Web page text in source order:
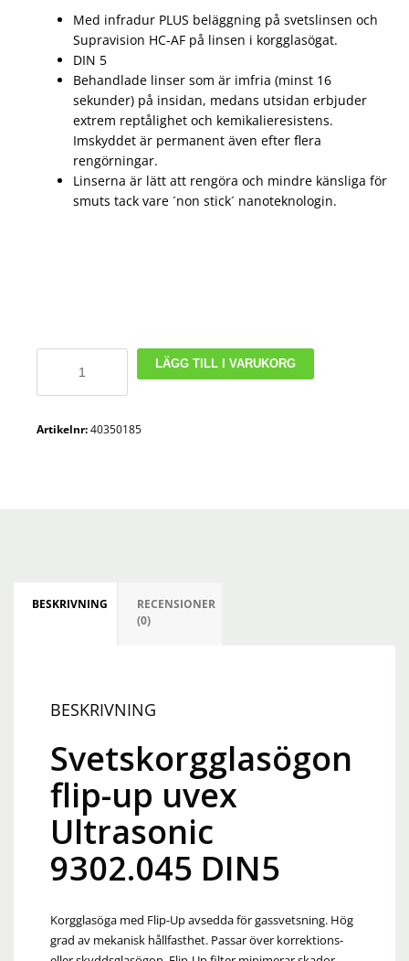
Med infradur PLUS beläggning på svetslinsen och
Supravision HC-AF på linsen i korgglasögat.
DIN 5
Behandlade linser som är imfria (minst 16
sekunder) på insidan, medans utsidan erbjuder
extrem reptålighet och kemikalieresistens.
Imskyddet är permanent även efter flera
rengörningar.
Linserna är lätt att rengöra och mindre känsliga för
smuts tack vare ´non stick´ nanoteknologin.
up
Ultrasonic
LÄGG TILL I VARUKORG
Artikelnr:40350185
BESKRIVNING
RECENSIONER
(0)
BESKRIVNING
Svetskorgglasögon
flip-up uvex
Ultrasonic
9302.045 DIN5
Korgglasöga med Flip-Up avsedda för gassvetsning. Hög
grad av mekanisk hållfasthet. Passar över korrektions-